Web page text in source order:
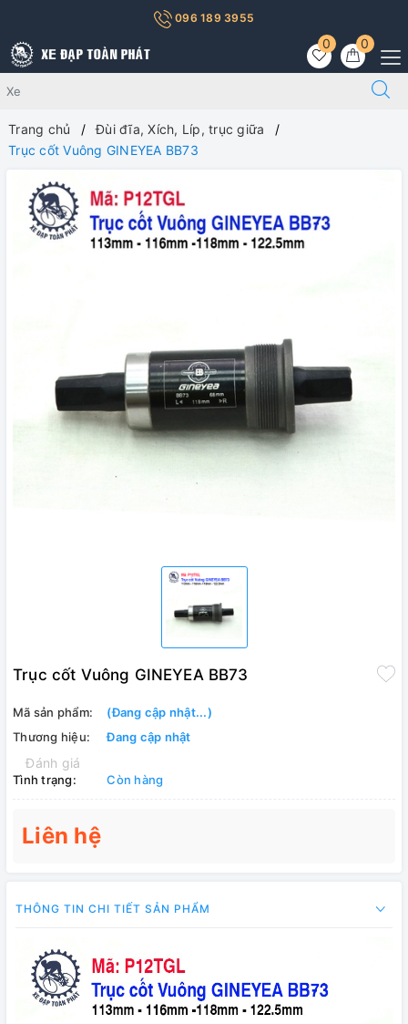
096 189 3955
0
0
Trang chủ
Đùi đĩa, Xích, Líp, trục giữa
Trục cốt Vuông GINEYEA BB73
Trục cốt Vuông GINEYEA BB73
Mã sản phẩm:
(Đang cập nhật...)
Thương hiệu:
Đang cập nhật
Đánh giá
Tình trạng: Còn hàng
Liên hệ
THÔNG TIN CHI TIẾT SẢN PHẨM